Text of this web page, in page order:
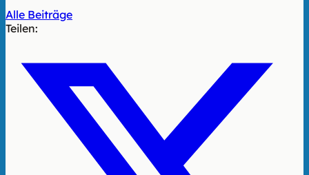
Alle Beiträge
Teilen: